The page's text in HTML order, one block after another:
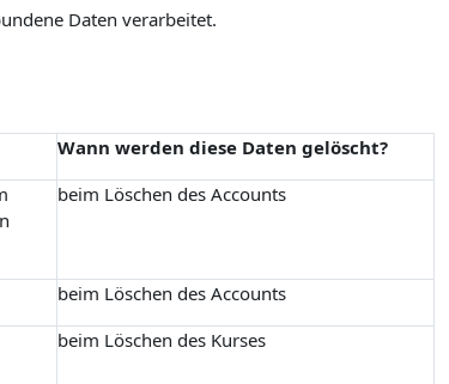
Daten verarbeitet.
Wann werden diese Daten gelöscht?
beim Löschen des Accounts
beim Löschen des Accounts
beim Löschen des Kurses